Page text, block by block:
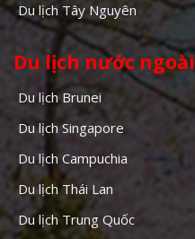
Du lịch Tây Nguyên
Du lịch nước ngoài
Du lịch Brunei
Du lịch Singapore
Du lịch Campuchia
Du lịch Thái Lan
Du lịch Trung Quốc